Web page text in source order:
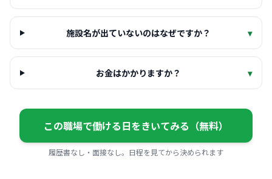
施設名が出ていないのはなぜですか？ ▾
お金はかかりますか？ ▾
この職場で働ける日をきいてみる（無料）
履歴書なし・面接なし。日程を見てから決められます